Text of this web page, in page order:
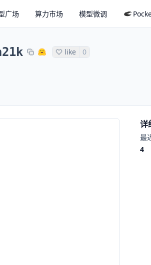
广场 算力市场 模型微调
like 0
详
最
4